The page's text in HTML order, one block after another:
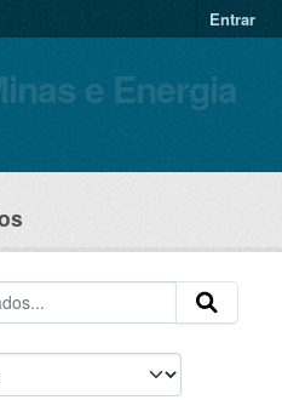
Entrar
e Energia